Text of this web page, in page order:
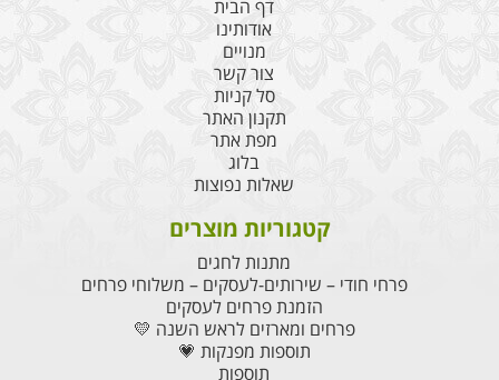
דף הבית
אודותינו
מנויים
צור קשר
סל קניות
תקנון האתר
מפת אתר
בלוג
שאלות נפוצות
קטגוריות מוצרים
מתנות לחגים
פרחי חודי – שירותים-לעסקים – משלוחי פרחים
הזמנת פרחים לעסקים
פרחים ומארזים לראש השנה 💛
תוספות מפנקות 💗
תוספות